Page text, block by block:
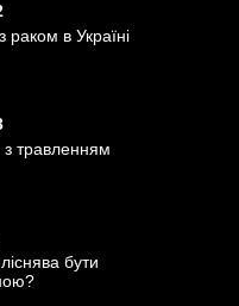
раком в Україні
травленням
бути